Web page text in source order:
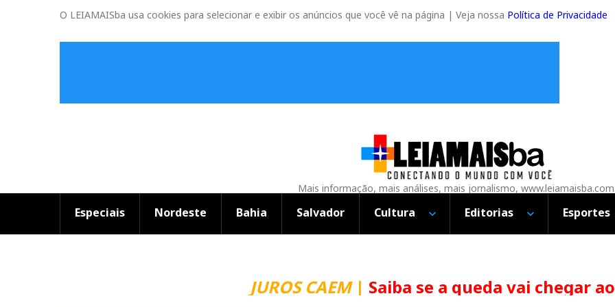
O LEIAMAISba usa cookies para selecionar e exibir os anúncios que você vê na página | Veja nossa Política de Privacidade
Mais informação, mais análises, mais jornalismo,
Especiais Nordeste Bahia Salvador Cultura Editorias Esportes
JUROS CAEM| Saiba se a queda vai chegar ao